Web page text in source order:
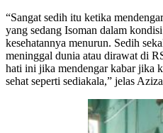
“Sangat sedih itu ketika
yang sedang Isoman dalam
kesehatannya menurun. Sedih
meninggal dunia atau dirawat di
hati ini jika mendengar kabar jika
sehat seperti sediakala,” jelas